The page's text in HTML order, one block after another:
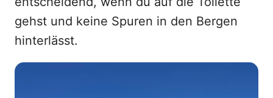
gehst und keine Spuren in den Bergen
hinterlässt.